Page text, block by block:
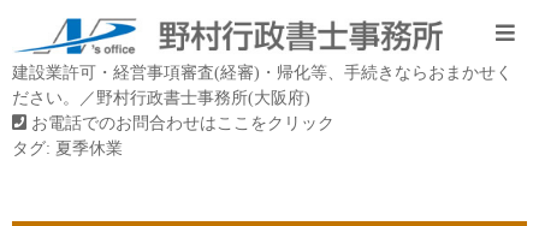
建設業許可・経営事項審査(経審)・帰化等、手続きならおまかせく
ださい。／野村行政書士事務所(大阪府)
お電話でのお問合わせはここをクリック
タグ: 夏季休業